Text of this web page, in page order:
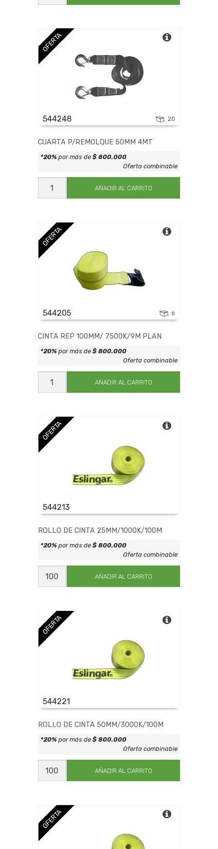
OFERTA
544248 20
CUARTA P/REMOLQUE 50MM 4MT
CUARTA
P/REMOLQUE
50MM
AÑADIR AL CARRITO
*20%por más de $ 800.000
Oferta combinable
OFERTA
544205 6
CINTA REP 100MM/ 7500K/9M PLAN
CINTA
REP
100MM/
AÑADIR AL CARRITO
*20%por más de $ 800.000
Oferta combinable
OFERTA
544213
ROLLO DE CINTA 25MM/1000K/100M
ROLLO
DE
CINTA
AÑADIR AL CARRITO
*20%por más de $ 800.000
Oferta combinable
OFERTA
544221
ROLLO DE CINTA 50MM/3000K/100M
ROLLO
DE
CINTA
AÑADIR AL CARRITO
*20%por más de $ 800.000
Oferta combinable
OFERTA